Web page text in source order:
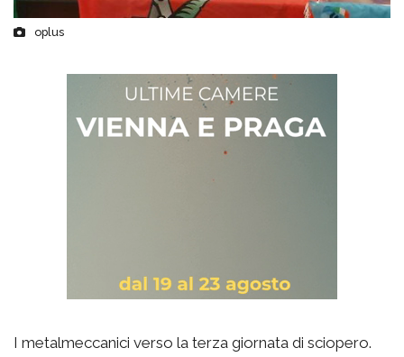
oplus
I metalmeccanici verso la terza giornata di sciopero.